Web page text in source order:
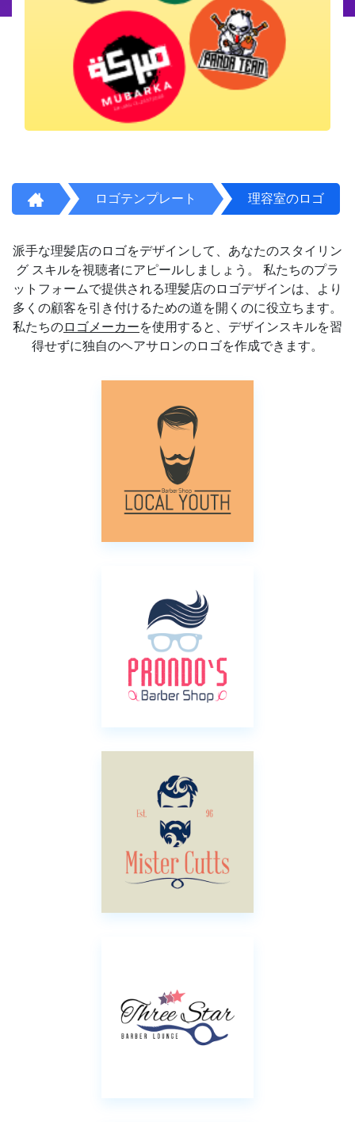
ロゴテンプレート 理容室のロゴ
派手な理髪店のロゴをデザインして、あなたのスタイリン
グ スキルを視聴者にアピールしましょう。 私たちのプラ
ットフォームで提供される理髪店のロゴデザインは、より
多くの顧客を引き付けるための道を開くのに役立ちます。
私たちのロゴメーカーを使用すると、デザインスキルを習
得せずに独自のヘアサロンのロゴを作成できます。